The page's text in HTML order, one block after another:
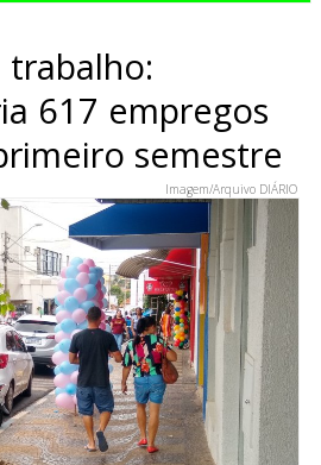
617 empregos
semestre
Imagem/Arquivo DIÁRIO